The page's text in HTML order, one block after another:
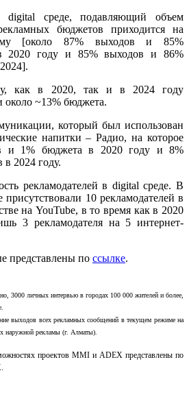
среде, подавляющий объем
бюджетов приходится на
[около 87% выходов и 85%
2020 году и 85% выходов и 86%
как в 2020, так и в 2024 году
~13% бюджета.
который был использован
напитки – Радио, на которое
и 1% бюджета в 2020 году и 8%
2024 году.
рекламодателей в digital среде. В
присутствовали 10 рекламодателей в
на YouTube, в то время как в 2020
3 рекламодателя на 5 интернет-
представлены по ссылке.
3000 личных интервью в городах 100 000 жителей и более,
выходов всех рекламных сообщений в текущем режиме на
наружной рекламы (г. Алматы).
проектов MMI и ADEX представлены по